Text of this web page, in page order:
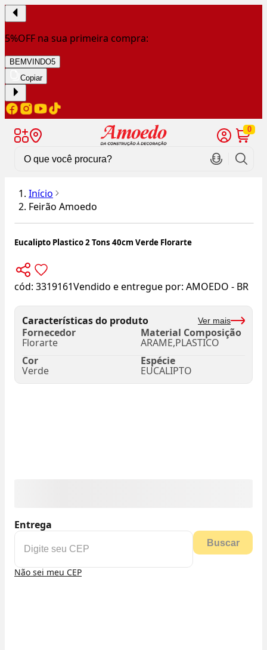
5%OFF na sua primeira compra:
BEMVINDO5
Copiar
0
Início
Feirão Amoedo
Eucalipto Plastico 2 Tons 40cm Verde Florarte
cód: 3319161Vendido e entregue por: AMOEDO - BR
Características do produto Ver mais
Fornecedor
Florarte
Material Composição
ARAME,PLASTICO
Cor
Verde
Espécie
EUCALIPTO
Entrega
Buscar
Não sei meu CEP